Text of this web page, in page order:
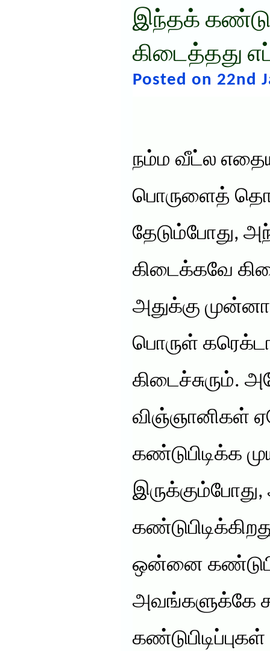
இந்தக்
கிடைத்தது
Posted on 22nd
நம்ம வீட்ல
பொருளைத்
தேடும்போது,
கிடைக்கவே
அதுக்கு
பொருள்
கிடைச்சுரும்.
விஞ்ஞானிகள்
கண்டுபிடிக்க
ஒன்னை
அவங்களுக்கே